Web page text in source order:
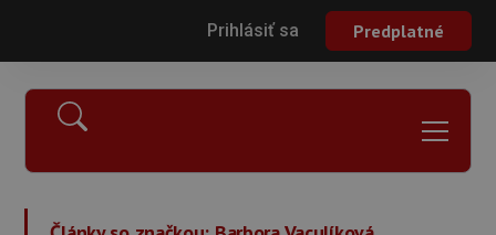
Prihlásiť sa Predplatné